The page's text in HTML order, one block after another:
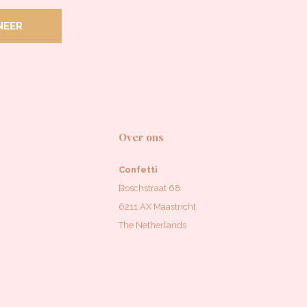
Over ons
Confetti
Boschstraat 68
6211 AX Maastricht
The Netherlands